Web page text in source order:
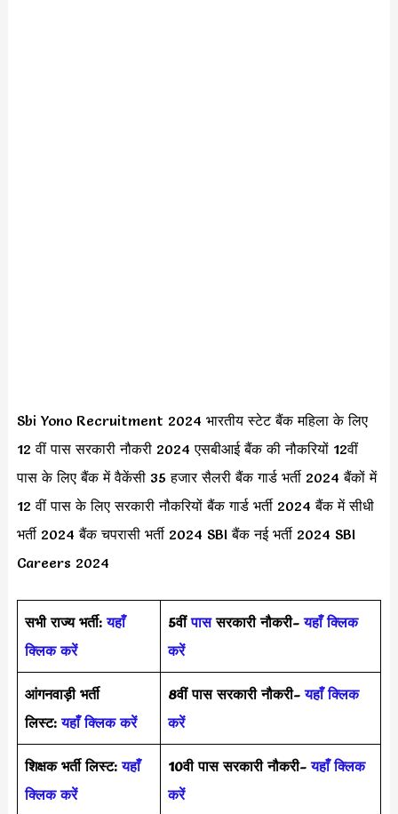
Sbi Yono Recruitment 2024 भारतीय स्टेट बैंक महिला के लिए
12 वीं पास सरकारी नौकरी 2024 एसबीआई बैंक की नौकरियों 12वीं
पास के लिए बैंक में वैकेंसी 35 हजार सैलरी बैंक गार्ड भर्ती 2024 बैंकों में
12 वीं पास के लिए सरकारी नौकरियों बैंक गार्ड भर्ती 2024 बैंक में सीधी
भर्ती 2024 बैंक चपरासी भर्ती 2024 SBI बैंक नई भर्ती 2024 SBI
Careers 2024
सभी राज्य भर्ती: यहाँ
क्लिक करें
5वींपाससरकारी नौकरी- यहाँ क्लिक
करें
आंगनवाड़ी भर्ती
लिस्ट: यहाँ क्लिक करें
8वीं पास सरकारी नौकरी- यहाँ क्लिक
करें
शिक्षक भर्ती लिस्ट: यहाँ
क्लिक करें
10वी पास सरकारी नौकरी- यहाँ क्लिक
करें